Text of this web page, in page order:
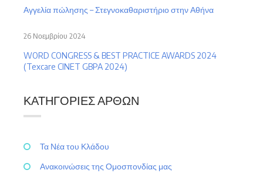
Αγγελία πώλησης – Στεγνοκαθαριστήριο στην Αθήνα
WORD CONGRESS & BEST PRACTICE AWARDS 2024
(Texcare CINET GBPA 2024)
26 Νοεμβρίου 2024
ΚΑΤΗΓΟΡΊΕΣ ΆΡΘΩΝ
Τα Νέα του Κλάδου
Ανακοινώσεις της Ομοσπονδίας μας